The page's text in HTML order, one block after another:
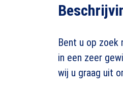
Bent u op zoek
in een zeer
wij u graag uit